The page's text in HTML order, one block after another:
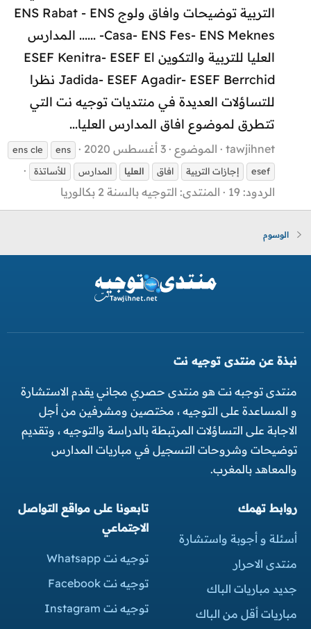
التربية توضيحات وافاق ولوج ENS Rabat - ENS
Casa- ENS Fes- ENS Meknes- ...... المدارس
العليا للتربية والتكوين ESEF Kenitra- ESEF El
Jadida- ESEF Agadir- ESEF Berrchid نظرا
للتساؤلات العديدة في منتديات توجيه نت التي
تتطرق لموضوع افاق المدارس العليا...
tawjihnet الموضوع 3 أغسطس 2020 ens
ens cle
esef
إجازات التربية افاق العليا المدارس للأساتذة
الردود: 19 المنتدى: التوجيه بالسنة 2 بكالوريا
الوسوم
نبذة عن منتدى توجيه نت
منتدى توجبه نت هو منتدى حصري مجاني يقدم الاستشارة
و المساعدة على التوجيه ، مختصين ومشرفين من أجل
الاجابة على التساؤلات المرتبطة بالدراسة والتوجيه ، وتقديم
توضيحات وشروحات التسجيل في مباريات المدارس
والمعاهد بالمغرب.
روابط تهمك
أسئلة و أجوبة واستشارة
منتدى الاحرار
جديد مباريات الباك
مباريات أقل من الباك
تابعونا على مواقع التواصل
الاجتماعي
توجيه نت Whatsapp
توجيه نت Facebook
توجيه نت Instagram